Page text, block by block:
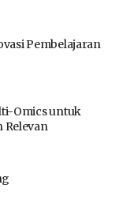
Pembelajaran
Omics untuk
Relevan